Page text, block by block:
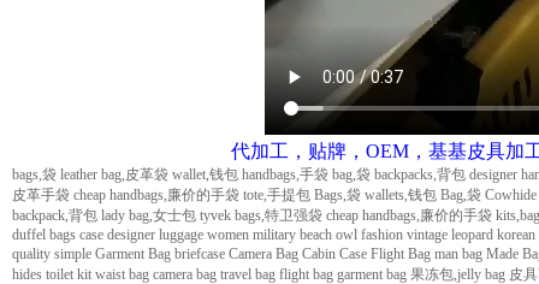
代加工，贴牌，OEM，基基皮具加
bags,袋 leather bag,皮革袋 wallet,钱包 handbags,手袋 bag,袋 backpacks,背包 designer
皮革手袋 cheap handbags,廉价的手袋 tote,手提包 Bags,袋 wallets,钱包 Bag,袋
backpack,背包 lady bag,女士包 tyvek bags,特卫强袋 cheap handbags,廉价的手袋
duffel bags case designer luggage women military beach owl fashion vintage leopard korean
quality simple Garment Bag briefcase Camera Bag Cabin Case Flight Bag man bag Made
hides toilet kit waist bag camera bag travel bag flight bag garment bag 果冻包,jelly bag 皮